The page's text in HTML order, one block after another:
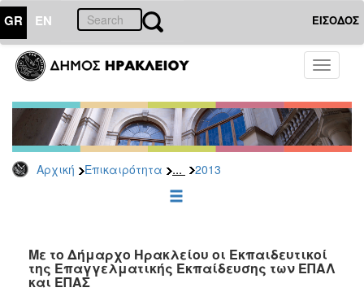
GR EN ΕΙΣΟΔΟΣ
Toggle
Αρχική Επικαιρότητα ... 2013
ΕΠΙΚΑΙΡΟΤΗΤΑ
Τύπου
Αρχείο
2026
2025
2022
2021
Με το Δήμαρχο Ηρακλείου οι Εκπαιδευτικοί
της Επαγγελματικής Εκπαίδευσης των ΕΠΑΛ
και ΕΠΑΣ